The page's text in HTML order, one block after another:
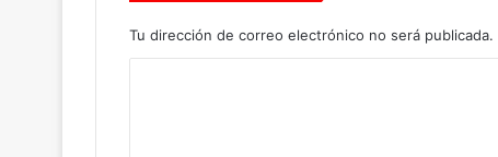
Tu dirección de correo electrónico no será publicada.